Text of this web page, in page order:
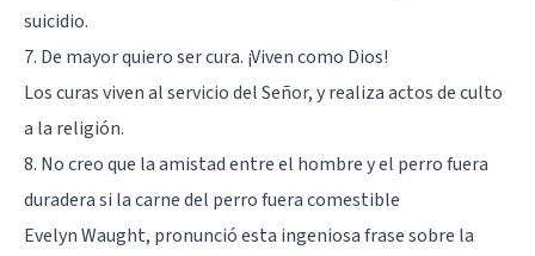
suicidio.
7. De mayor quiero ser cura. ¡Viven como Dios!
Los curas viven al servicio del Señor, y realiza actos de culto
a la religión.
8. No creo que la amistad entre el hombre y el perro fuera
duradera si la carne del perro fuera comestible
Evelyn Waught, pronunció esta ingeniosa frase sobre la